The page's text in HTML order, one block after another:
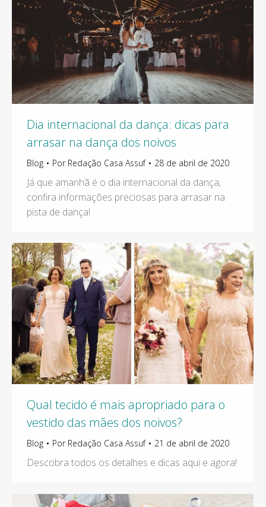
Dia internacional da dança: dicas para
arrasar na dança dos noivos
Blog Por Redação Casa Assuf 28 de abril de 2020
Já que amanhã é o dia internacional da dança,
confira informações preciosas para arrasar na
pista de dança!
Qual tecido é mais apropriado para o
vestido das mães dos noivos?
Blog Por Redação Casa Assuf 21 de abril de 2020
Descobra todos os detalhes e dicas aqui e agora!